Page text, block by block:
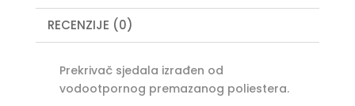
e
RECENZIJE (0)
Prekrivač sjedala izrađen od
vodootpornog premazanog poliestera.